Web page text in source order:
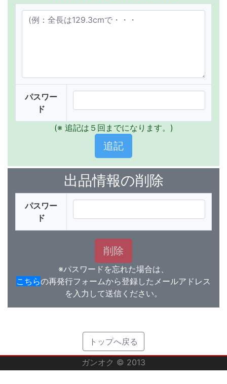
パスワー
ド
(※ 追記は５回までになります。)
出品情報の削除
パスワー
ド
※パスワードを忘れた場合は、
こちらの再発行フォームから登録したメールアドレス
を入力して送信ください。
トップへ戻る
ガンオク © 2013